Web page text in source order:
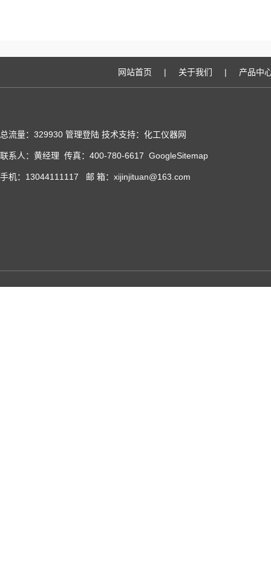
网站首页 | 关于我们 | 产品中
总流量：329930 管理登陆 技术支持：化工仪器网
联系人：黄经理 传真：400-780-6617 GoogleSitemap
手机：13044111117 邮 箱：xijinjituan@163.com